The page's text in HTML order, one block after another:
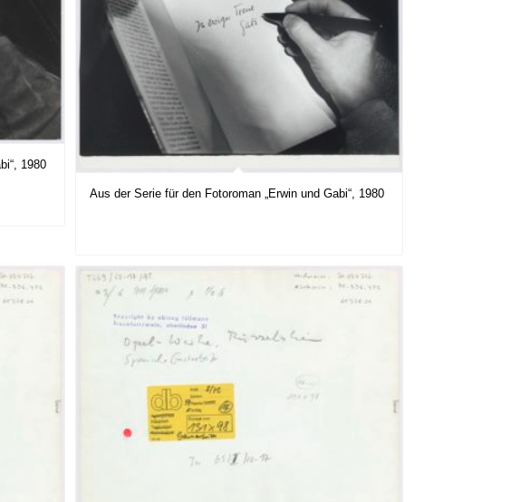
1980
Aus der Serie für den Fotoroman „Erwin und Gabi“, 1980